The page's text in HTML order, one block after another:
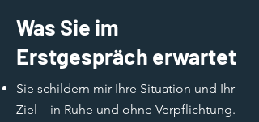
Was Sie im
Erstgespräch erwartet
Sie schildern mir Ihre Situation und Ihr
Ziel – in Ruhe und ohne Verpflichtung.